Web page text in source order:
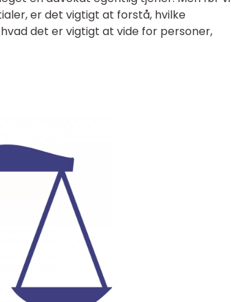
er det vigtigt at forstå, hvilke
det er vigtigt at vide for personer,